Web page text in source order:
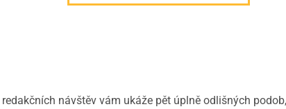
návštěv vám ukáže pět úplně odlišných